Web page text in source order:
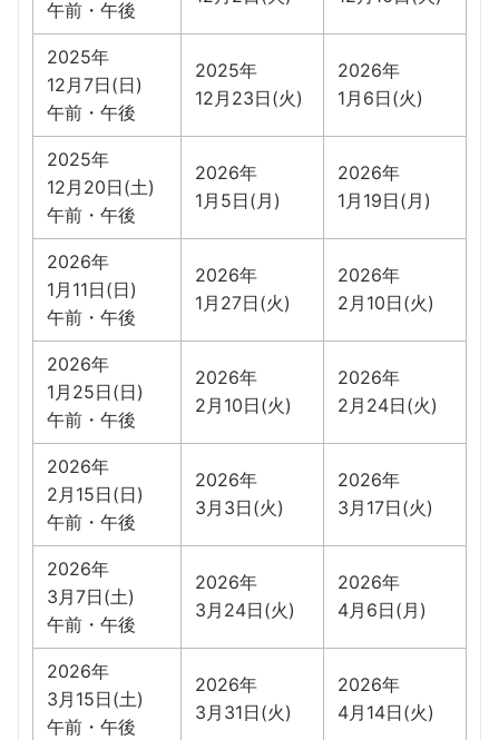
午前・午後
2025年
12月7日(日)
午前・午後
2025年
12月23日(火)
2026年
1月6日(火)
2025年
12月20日(土)
午前・午後
2026年
1月5日(月)
2026年
1月19日(月)
2026年
1月11日(日)
午前・午後
2026年
1月27日(火)
2026年
2月10日(火)
2026年
1月25日(日)
午前・午後
2026年
2月10日(火)
2026年
2月24日(火)
2026年
2月15日(日)
午前・午後
2026年
3月3日(火)
2026年
3月17日(火)
2026年
3月7日(土)
午前・午後
2026年
3月24日(火)
2026年
4月6日(月)
2026年
3月15日(土)
午前・午後
2026年
3月31日(火)
2026年
4月14日(火)